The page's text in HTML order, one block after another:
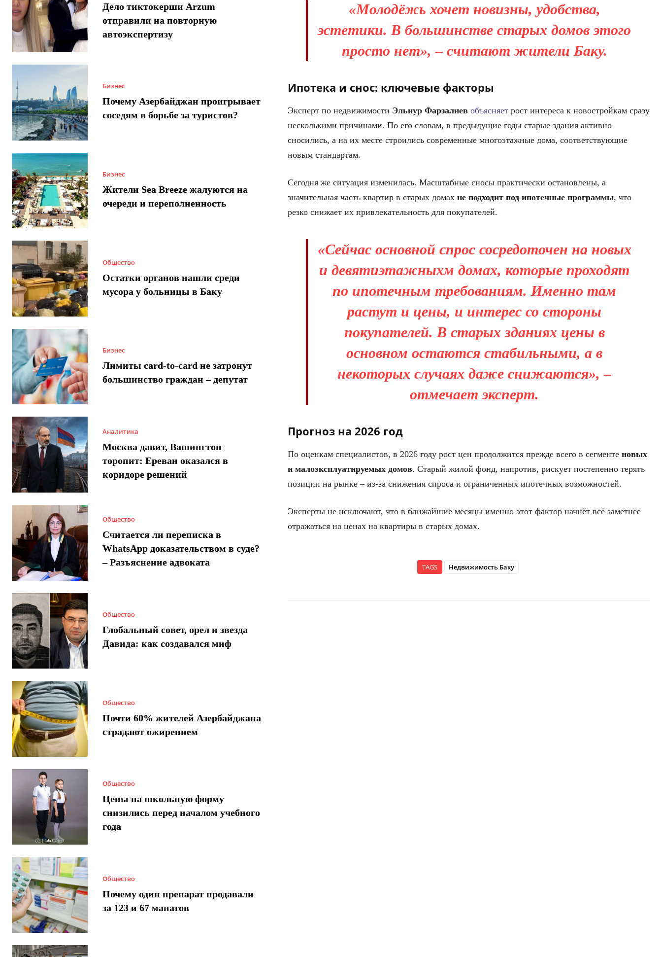
Дело тиктокерши Arzum
отправили на повторную
автоэкспертизу
Бизнес
Почему Азербайджан проигрывает
соседям в борьбе за туристов?
Бизнес
Жители Sea Breeze жалуются на
очереди и переполненность
Общество
Остатки органов нашли среди
мусора у больницы в Баку
Бизнес
Лимиты card-to-card не затронут
большинство граждан – депутат
Аналитика
Москва давит, Вашингтон
торопит: Ереван оказался в
коридоре решений
Общество
Считается ли переписка в
WhatsApp доказательством в суде?
– Разъяснение адвоката
Общество
Глобальный совет, орел и звезда
Давида: как создавался миф
Общество
Почти 60% жителей Азербайджана
страдают ожирением
Общество
Цены на школьную форму
снизились перед началом учебного
года
Общество
Почему один препарат продавали
за 123 и 67 манатов
«Молодёжь хочет новизны, удобства,
эстетики. В большинстве старых домов этого
просто нет», – считают жители Баку.
Ипотека и снос: ключевые факторы
Эксперт по недвижимости Эльнур Фарзалиев объясняет рост интереса к новостройкам сразу
несколькими причинами. По его словам, в предыдущие годы старые здания активно
сносились, а на их месте строились современные многоэтажные дома, соответствующие
новым стандартам.
Сегодня же ситуация изменилась. Масштабные сносы практически остановлены, а
значительная часть квартир в старых домах не подходит под ипотечные программы, что
резко снижает их привлекательность для покупателей.
«Сейчас основной спрос сосредоточен на новых
и девятиэтажныхм домах, которые проходят
по ипотечным требованиям. Именно там
растут и цены, и интерес со стороны
покупателей. В старых зданиях цены в
основном остаются стабильными, а в
некоторых случаях даже снижаются», –
отмечает эксперт.
Прогноз на 2026 год
По оценкам специалистов, в 2026 году рост цен продолжится прежде всего в сегменте новых
и малоэксплуатируемых домов. Старый жилой фонд, напротив, рискует постепенно терять
позиции на рынке – из-за снижения спроса и ограниченных ипотечных возможностей.
Эксперты не исключают, что в ближайшие месяцы именно этот фактор начнёт всё заметнее
отражаться на ценах на квартиры в старых домах.
TAGS Недвижимость Баку